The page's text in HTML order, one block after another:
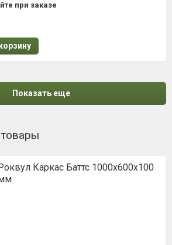
при заказе
Показать еще
Каркас Баттс 1000х600х100